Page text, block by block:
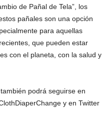
de Pañal de Tela”, los
pañales son una opción
para aquellas
que pueden estar
con el planeta, con la salud y
podrá seguirse en
y en Twitter